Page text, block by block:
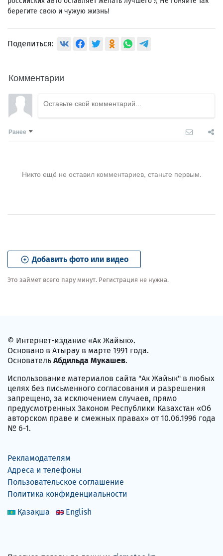
берегите свою и чужую жизнь!
Поделиться:
Комментарии
Ранее
Никто ещё не оставил комментариев, станьте первым.
Добавить фото или видео
Это займет всего пару минут. Регистрация не нужна.
© Интернет-издание «Ак Жайык».
Основано в Атырау в марте 1991 года.
Основатель Абдильда Мукашев.
Использование материалов сайта "Ак Жайык" в любых
целях без письменного согласования и разрешения
запрещено, за исключением случаев, прямо
предусмотренных Законом Республики Казахстан «Об
авторском праве и смежных правах» от 10.06.1996 года
№ 6-1.
Рекламодателям
Адреса и телефоны
Пользовательское соглашение
Политика конфиденциальности
Қазақша
English